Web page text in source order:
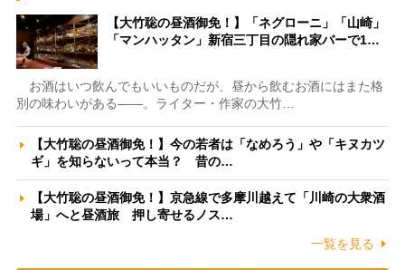
【大竹聡の昼酒御免！】「ネグローニ」「山崎」
「マンハッタン」新宿三丁目の隠れ家バーで1…
お酒はいつ飲んでもいいものだが、昼から飲むお酒にはまた格
別の味わいがある――。ライター・作家の大竹…
【大竹聡の昼酒御免！】今の若者は「なめろう」や「キヌカツ
ギ」を知らないって本当？ 昔の…
【大竹聡の昼酒御免！】京急線で多摩川越えて「川崎の大衆酒
場」へと昼酒旅 押し寄せるノス…
一覧を見る